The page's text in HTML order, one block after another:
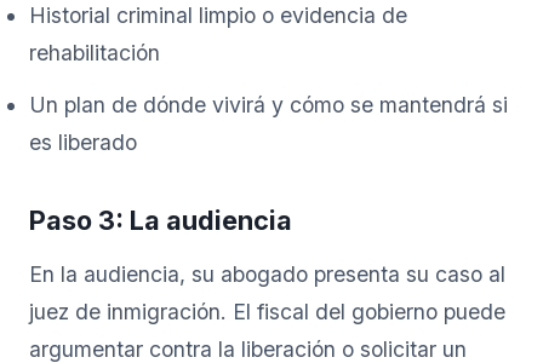
Historial criminal limpio o evidencia de
rehabilitación
Un plan de dónde vivirá y cómo se mantendrá si
es liberado
Paso 3: La audiencia
En la audiencia, su abogado presenta su caso al
juez de inmigración. El fiscal del gobierno puede
argumentar contra la liberación o solicitar un